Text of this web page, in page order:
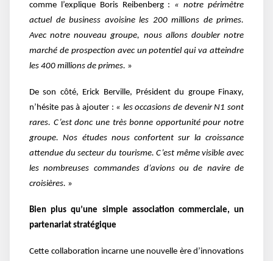
comme l’explique Boris Reibenberg : « notre périmètre
actuel de business avoisine les 200 millions de primes.
Avec notre nouveau groupe, nous allons doubler notre
marché de prospection avec un potentiel qui va atteindre
les 400 millions de primes. »
De son côté, Erick Berville, Président du groupe Finaxy,
n’hésite pas à ajouter : « les occasions de devenir N1 sont
rares. C’est donc une très bonne opportunité pour notre
groupe. Nos études nous confortent sur la croissance
attendue du secteur du tourisme. C’est même visible avec
les nombreuses commandes d’avions ou de navire de
croisières. »
Bien plus qu’une simple association commerciale, un
partenariat stratégique
Cette collaboration incarne une nouvelle ère d’innovations